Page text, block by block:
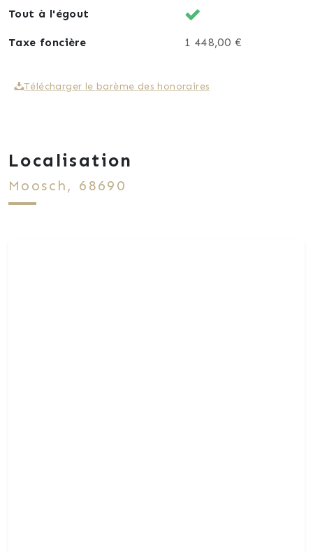
Tout à l'égout
Taxe foncière 1 448,00 €
Télécharger le barème des honoraires
Localisation
Moosch, 68690